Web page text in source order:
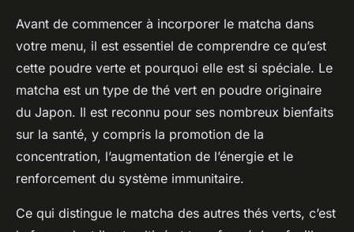
Avant de commencer à incorporer le matcha dans
votre menu, il est essentiel de comprendre ce qu’est
cette poudre verte et pourquoi elle est si spéciale. Le
matcha est un type de thé vert en poudre originaire
du Japon. Il est reconnu pour ses nombreux bienfaits
sur la santé, y compris la promotion de la
concentration, l’augmentation de l’énergie et le
renforcement du système immunitaire.
Ce qui distingue le matcha des autres thés verts, c’est